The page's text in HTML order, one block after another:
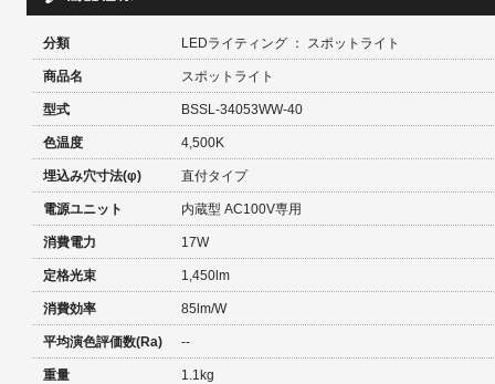
分類 LEDライティング ： スポットライト
商品名 スポットライト
型式 BSSL-34053WW-40
色温度 4,500K
埋込み穴寸法(φ) 直付タイプ
電源ユニット 内蔵型 AC100V専用
消費電力 17W
定格光束 1,450lm
消費効率 85lm/W
平均演色評価数(Ra) --
重量 1.1kg